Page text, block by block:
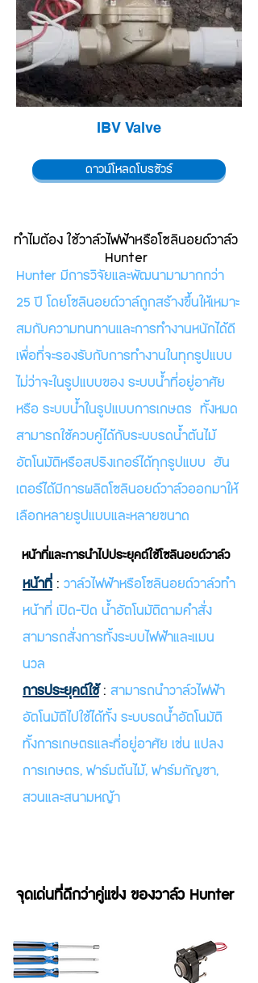
IBV Valve
ดาวน์โหลดโบรชัวร์
ทำไมต้อง ใช้วาล์วไฟฟ้าหรือโซลินอยด์วาล์ว
Hunter
Hunter มีการวิจัยและพัฒนามามากกว่า
25 ปี โดยโซลินอยด์วาล์ถูกสร้างขึ้นให้เหมาะ
สมกับความทนทานและการทำงานหนักได้ดี
เพื่อที่จะรองรับกับการทำงานในทุกรูปแบบ
ไม่ว่าจะในรูปแบบของ ระบบน้ำที่อยู่อาศัย
หรือ ระบบน้ำในรูปแบบการเกษตร ทั้งหมด
สามารถใช้ควบคู่ได้กับระบบรดน้ำต้นไม้
อัตโนมัติหรือสปริงเกอร์ได้ทุกรูปแบบ ฮัน
เตอร์ได้มีการผลิตโซลินอยด์วาล์วออกมาให้
เลือกหลายรูปแบบและหลายขนาด
หน้าที่และการนำไปประยุคต์ใช้โซลินอยด์วาล์ว
หน้าที่ : วาล์วไฟฟ้าหรือโซลินอยด์วาล์วทำ
หน้าที่ เปิด-ปิด น้ำอัตโนมัติตามคำสั่ง
สามารถสั่งการทั้งระบบไฟฟ้าและแมน
นวล
การประยุคต์ใช้: สามารถนำวาล์วไฟฟ้า
อัตโนมัติไปใช้ได้ทั้ง ระบบรดน้ำอัตโนมัติ
ทั้งการเกษตรและที่อยู่อาศัย เช่น แปลง
การเกษตร, ฟาร์มต้นไม้, ฟาร์มกัญชา,
สวนและสนามหญ้า
จุดเด่นที่ดีกว่าคู่แข่ง ของวาล์ว Hunter